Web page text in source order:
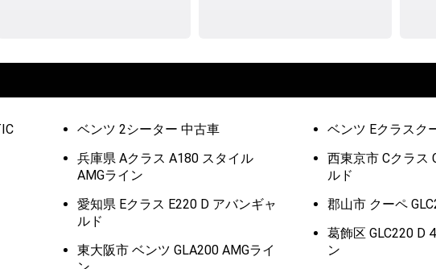
ベンツ 2シーター 中古車
兵庫県 Aクラス A180 スタイル
AMGライン
愛知県 Eクラス E220 D アバンギャ
ルド
東大阪市 ベンツ GLA200 AMGライ
ベンツ Eクラスク
西東京市 Cクラス
ルド
郡山市 クーペ
葛飾区 GLC220 D
ン